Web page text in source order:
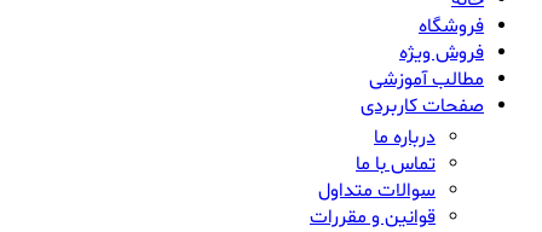
فروشگاه
فروش ویژه
مطالب آموزشی
صفحات کاربردی
درباره ما
تماس با ما
سوالات متداول
قوانین و مقررات